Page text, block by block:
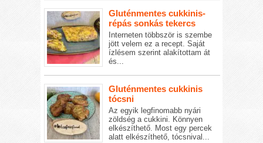
Gluténmentes cukkinis-
répás sonkás tekercs
Interneten többször is szembe
jött velem ez a recept. Saját
ízlésem szerint alakítottam át
és...
Gluténmentes cukkinis
tócsni
Az egyik legfinomabb nyári
zöldség a cukkini. Könnyen
elkészíthető. Most egy percek
alatt elkészíthető, tócsnival...